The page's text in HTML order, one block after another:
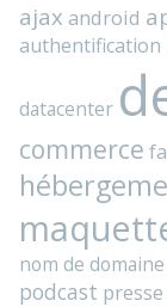
ajax android
authentification
datacenter
commerce
nom de domaine
podcast presse